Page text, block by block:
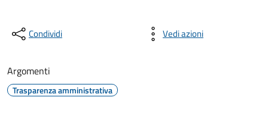
Condividi Vedi azioni
Argomenti
Trasparenza amministrativa